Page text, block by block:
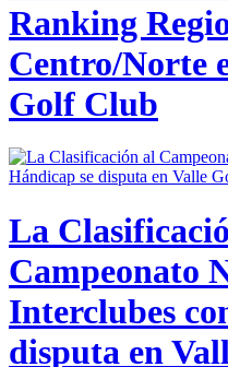
Ranking
Centro/Norte
Golf Club
La
Campeonato
Interclubes
disputa en